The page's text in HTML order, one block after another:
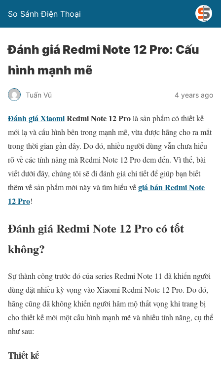
So Sánh Điện Thoại
Đánh giá Redmi Note 12 Pro: Cấu
hình mạnh mẽ
Tuấn Vũ 4 years ago
Đánh giáXiaomiRedmi Note 12 Prolà sản phẩm có thiết kế
mới lạ và cấu hình bên trong mạnh mẽ, vừa được hãng cho ra mắt
trong thời gian gần đây. Do đó, nhiều người dùng vẫn chưa hiểu
rõ về các tính năng mà Redmi Note 12 Pro đem đến. Vì thế, bài
viết dưới đây, chúng tôi sẽ đi đánh giá chi tiết để giúp bạn biết
thêm về sản phẩm mới này và tìm hiểu vềgiá bán Redmi Note
12 Pro!
Đánh giá Redmi Note 12 Pro có tốt
không?
Sự thành công trước đó của series Redmi Note 11 đã khiến người
dùng đặt nhiều kỳ vọng vào Xiaomi Redmi Note 12 Pro. Do đó,
hãng cũng đã không khiến người hâm mộ thất vọng khi trang bị
cho thiết kế mới một cấu hình mạnh mẽ và nhiều tính năng, cụ thể
như sau:
Thiết kế